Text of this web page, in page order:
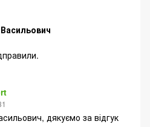
дякуємо за відгук